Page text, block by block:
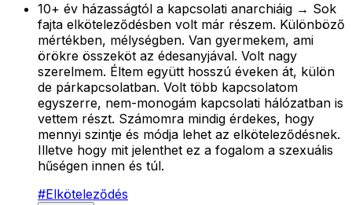
10+ év házasságtól a kapcsolati anarchiáig → Sok
fajta elköteleződésben volt már részem. Különböző
mértékben, mélységben. Van gyermekem, ami
örökre összeköt az édesanyjával. Volt nagy
szerelmem. Éltem együtt hosszú éveken át, külön
de párkapcsolatban. Volt több kapcsolatom
egyszerre, nem-monogám kapcsolati hálózatban is
vettem részt. Számomra mindig érdekes, hogy
mennyi szintje és módja lehet az elköteleződésnek.
Illetve hogy mit jelenthet ez a fogalom a szexuális
hűségen innen és túl.
#Elköteleződés